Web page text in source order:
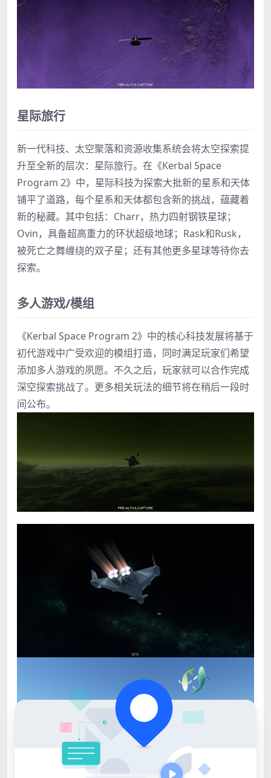
星际旅行
新一代科技、太空聚落和资源收集系统会将太空探索提
升至全新的层次：星际旅行。在《Kerbal Space
Program 2》中，星际科技为探索大批新的星系和天体
铺平了道路，每个星系和天体都包含新的挑战，蕴藏着
新的秘藏。其中包括：Charr，热力四射钢铁星球；
Ovin，具备超高重力的环状超级地球；Rask和Rusk，
被死亡之舞缠绕的双子星；还有其他更多星球等待你去
探索。
多人游戏/模组
《Kerbal Space Program 2》中的核心科技发展将基于
初代游戏中广受欢迎的模组打造，同时满足玩家们希望
添加多人游戏的夙愿。不久之后，玩家就可以合作完成
深空探索挑战了。更多相关玩法的细节将在稍后一段时
间公布。